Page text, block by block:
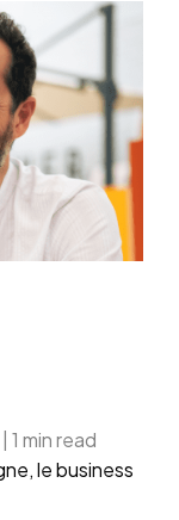
1 min read
le business